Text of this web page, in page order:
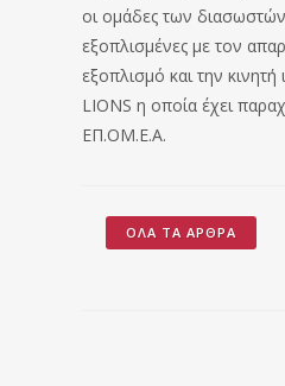
οι ομάδες των
εξοπλισμένες με τον
εξοπλισμό και την
LIONS η οποία έχει
ΕΠ.ΟΜ.Ε.Α.
ΌΛΑ ΤΑ ΆΡΘΡΑ